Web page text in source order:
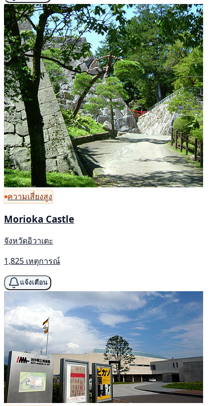
ความเสี่ยงสูง
Morioka Castle
จังหวัดอิวาเตะ
1,825 เหตุการณ์
แจ้งเตือน